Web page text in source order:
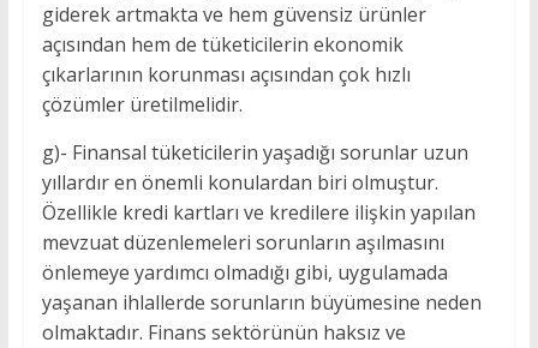
giderek artmakta ve hem güvensiz ürünler
açısından hem de tüketicilerin ekonomik
çıkarlarının korunması açısından çok hızlı
çözümler üretilmelidir.
g)- Finansal tüketicilerin yaşadığı sorunlar uzun
yıllardır en önemli konulardan biri olmuştur.
Özellikle kredi kartları ve kredilere ilişkin yapılan
mevzuat düzenlemeleri sorunların aşılmasını
önlemeye yardımcı olmadığı gibi, uygulamada
yaşanan ihlallerde sorunların büyümesine neden
olmaktadır. Finans sektörünün haksız ve